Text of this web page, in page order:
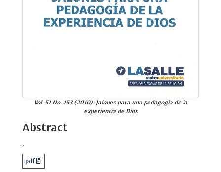
Vol. 51 No. 153 (2010): Jalones para una pedagogía de la
experiencia de Dios
Abstract
.
pdf